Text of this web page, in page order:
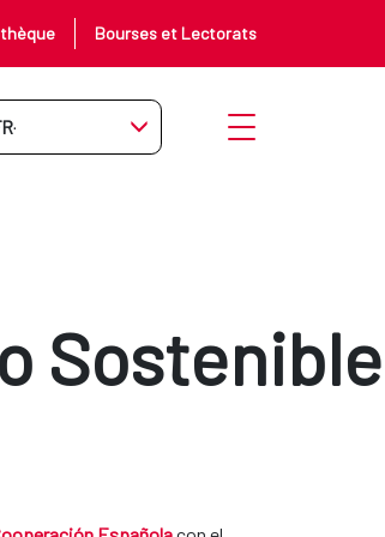
Bourses et Lectorats
FR Ouvrir le menu
Sostenible